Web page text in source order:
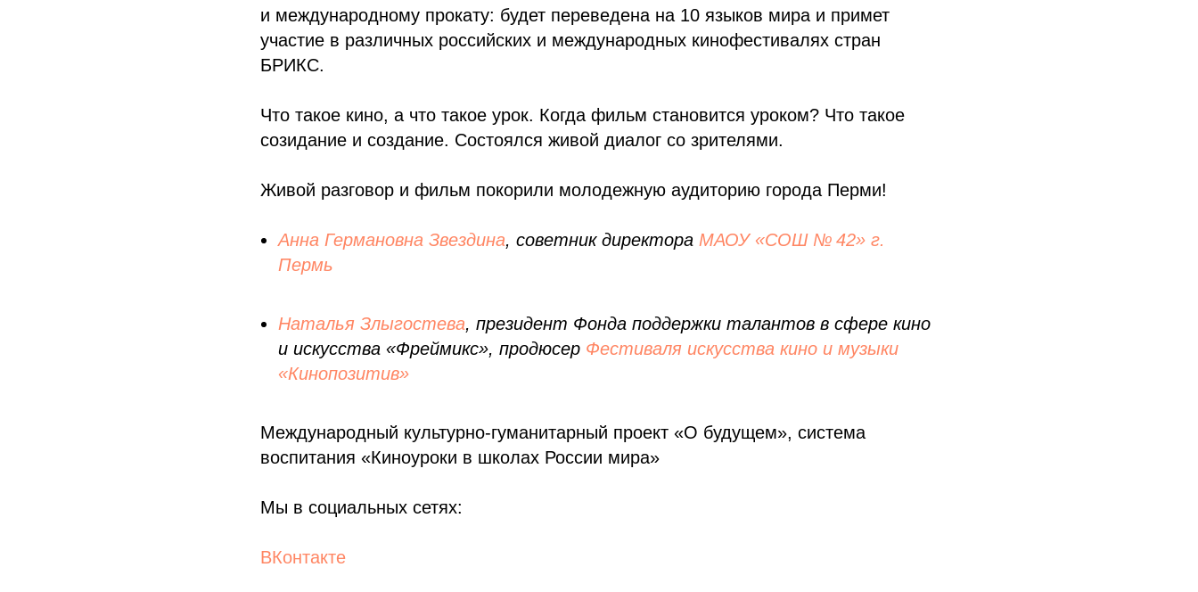
и международному прокату: будет переведена на 10 языков мира и примет
участие в различных российских и международных кинофестивалях стран
БРИКС.
Что такое кино, а что такое урок. Когда фильм становится уроком? Что такое
созидание и создание. Состоялся живой диалог со зрителями.
Живой разговор и фильм покорили молодежную аудиторию города Перми!
Анна Германовна Звездина, советник директора МАОУ «СОШ № 42» г.
Пермь
Наталья Злыгостева, президент Фонда поддержки талантов в сфере кино
и искусства «Фреймикс», продюсер Фестиваля искусства кино и музыки
«Кинопозитив»
Международный культурно-гуманитарный проект «О будущем», система
воспитания «Киноуроки в школах России мира»
Мы в социальных сетях:
ВКонтакте